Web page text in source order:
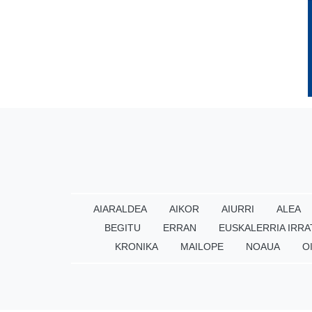
AIARALDEA AIKOR AIURRI ALEA
BEGITU
ERRAN EUSKALERRIA
KRONIKA
MAILOPE NOAUA